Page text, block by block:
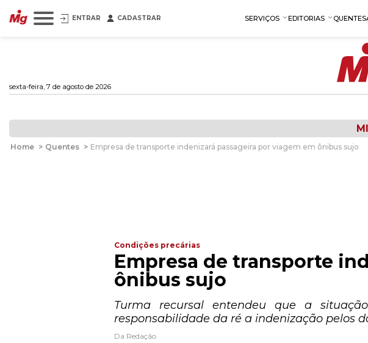
ENTRAR CADASTRAR SERVIÇOS EDITORIAS QUENTES
sexta-feira, 7 de agosto de 2026
Home > Quentes > Empresa de transporte indenizará passageira por viagem em ônibus sujo
Condições precárias
Empresa de transporte
ônibus sujo
Turma recursal entendeu que a
responsabilidade da ré a indenização pelos
Da Redação